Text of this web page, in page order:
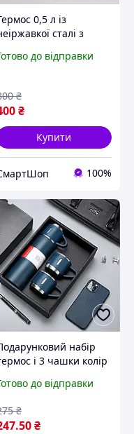
0,5 л із
сталі з
зберігання напоїв,
до відправки
₴
₴
Купити
100%
набір
і 3 чашки колір
для напоїв із
до відправки
.50₴
₴